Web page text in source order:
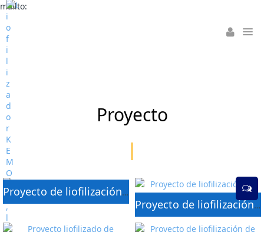
mailto:
Proyecto
Proyecto de liofilización de verduras en Alemania
Proyecto de liofilización de productos naturales en Colombia